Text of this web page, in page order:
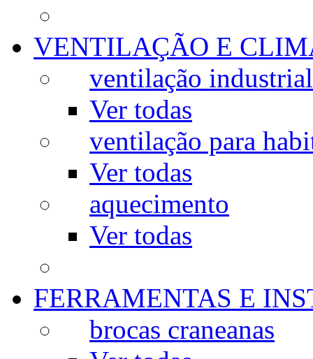
VENTILAÇÃO E
ventilação industrial
Ver todas
ventilação para
Ver todas
aquecimento
Ver todas
FERRAMENTAS E
brocas craneanas